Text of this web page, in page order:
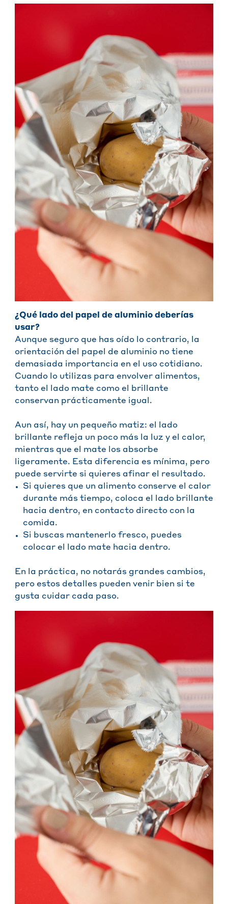
¿Qué lado del papel de aluminio deberías
usar?
Aunque seguro que has oído lo contrario, la
orientación del papel de aluminio no tiene
demasiada importancia en el uso cotidiano.
Cuando lo utilizas para envolver alimentos,
tanto el lado mate como el brillante
conservan prácticamente igual.
Aun así, hay un pequeño matiz: el lado
brillante refleja un poco más la luz y el calor,
mientras que el mate los absorbe
ligeramente. Esta diferencia es mínima, pero
puede servirte si quieres afinar el resultado.
Si quieres que un alimento conserve el calor
durante más tiempo, coloca el lado brillante
hacia dentro, en contacto directo con la
comida.
Si buscas mantenerlo fresco, puedes
colocar el lado mate hacia dentro.
En la práctica, no notarás grandes cambios,
pero estos detalles pueden venir bien si te
gusta cuidar cada paso.